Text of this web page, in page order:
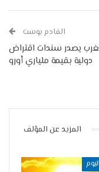
القادم بوست
يصدر سندات اقتراض
دولية بقيمة ملياري أورو
المزيد عن المؤلف